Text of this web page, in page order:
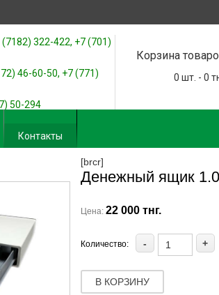
322-422, +7 (701)
46-60-50, +7 (771)
50-294
Корзина
0 шт. - 0
Контакты
[brcr]
Денежный ящик
Цена: 22 000 тнг.
Количество: +
-
В КОРЗИНУ